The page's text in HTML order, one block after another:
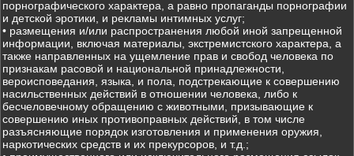
порнографического характера, а равно пропаганды порнографии
и детской эротики, и рекламы интимных услуг;
• размещения и/или распространения любой иной запрещенной
информации, включая материалы, экстремистского характера, а
также направленных на ущемление прав и свобод человека по
признакам расовой и национальной принадлежности,
вероисповедания, языка, и пола, подстрекающие к совершению
насильственных действий в отношении человека, либо к
бесчеловечному обращению с животными, призывающие к
совершению иных противоправных действий, в том числе
разъясняющие порядок изготовления и применения оружия,
наркотических средств и их прекурсоров, и т.д.;